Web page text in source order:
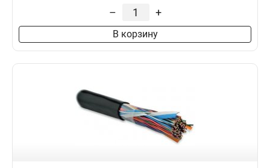
– +
В корзину